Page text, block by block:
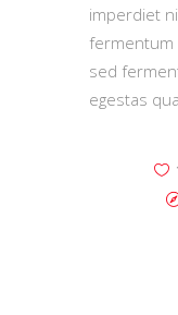
imperdiet
fermentum
sed
egestas